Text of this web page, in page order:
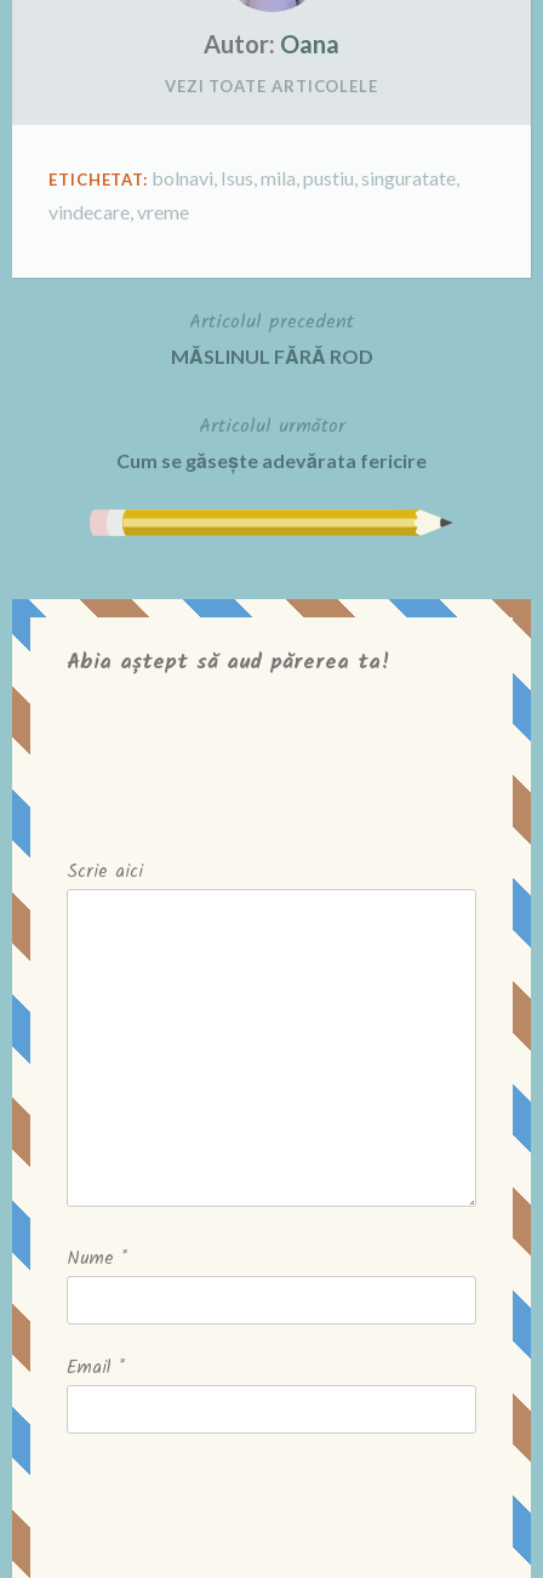
Autor: Oana
VEZI TOATE ARTICOLELE
ETICHETAT: bolnavi, Isus,mila,pustiu, singuratate,
vindecare,vreme
Articolul precedent
MĂSLINUL FĂRĂ ROD
Articolul următor
Cum se găsește adevărata fericire
Nume *
Email *